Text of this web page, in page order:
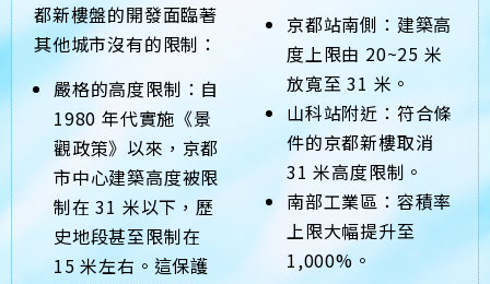
都新樓盤的開發面臨著
其他城市沒有的限制：
嚴格的高度限制：自
1980 年代實施《景
觀政策》以來，京都
市中心建築高度被限
制在 31 米以下，歷
史地段甚至限制在
15 米左右。這保護
京都站南側：建築高
度上限由 20~25 米
放寬至 31 米。
山科站附近：符合條
件的京都新樓取消
31 米高度限制。
南部工業區：容積率
上限大幅提升至
1,000%。